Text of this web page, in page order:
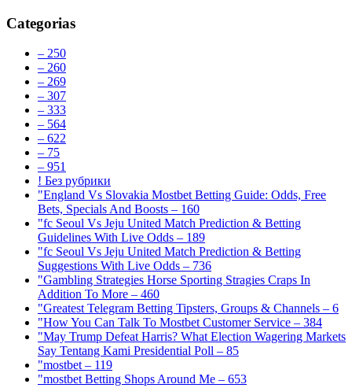
Categorias
– 250
– 260
– 269
– 307
– 333
– 564
– 622
– 75
– 951
! Без рубрики
"England Vs Slovakia Mostbet Betting Guide: Odds, Free
Bets, Specials And Boosts – 160
"fc Seoul Vs Jeju United Match Prediction & Betting
Guidelines With Live Odds – 189
"fc Seoul Vs Jeju United Match Prediction & Betting
Suggestions With Live Odds – 736
"Gambling Strategies Horse Sporting Stragies Craps In
Addition To More – 460
"Greatest Telegram Betting Tipsters, Groups & Channels – 6
"How You Can Talk To Mostbet Customer Service – 384
"May Trump Defeat Harris? What Election Wagering Markets
Say Tentang Kami Presidential Poll – 85
"mostbet – 119
"mostbet Betting Shops Around Me – 653